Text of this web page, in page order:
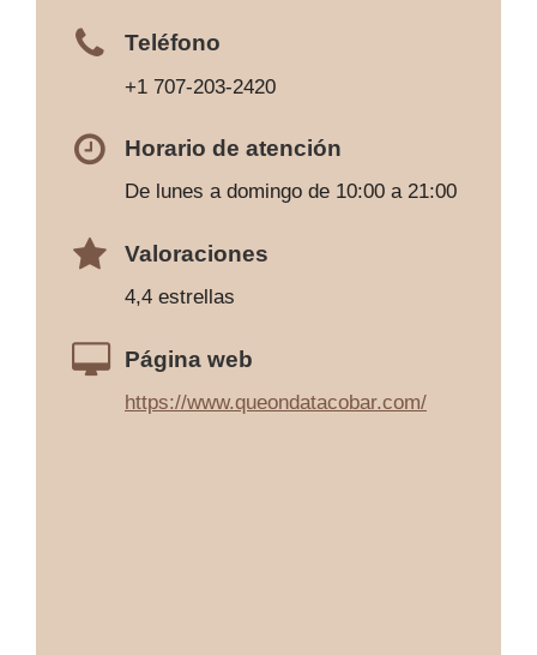
Teléfono
+1 707-203-2420
Horario de atención
De lunes a domingo de 10:00 a 21:00
Valoraciones
4,4 estrellas
Página web
https://www.queondatacobar.com/